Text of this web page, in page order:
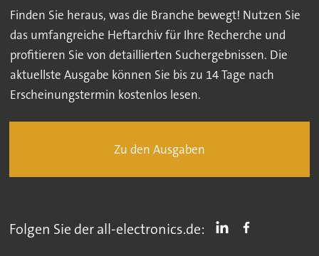
Finden Sie heraus, was die Branche bewegt! Nutzen Sie
das umfangreiche Heftarchiv für Ihre Recherche und
profitieren Sie von detaillierten Suchergebnissen. Die
aktuellste Ausgabe können Sie bis zu 14 Tage nach
Erscheinungstermin kostenlos lesen.
Zu den Ausgaben
Folgen Sie der all-electronics.de: